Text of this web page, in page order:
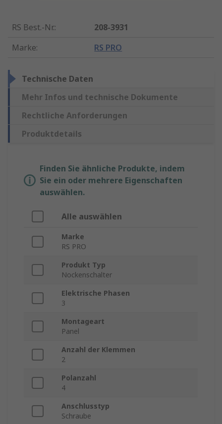
RS Best.-Nr.:
208-3931
Marke: RS PRO
Technische Daten
Mehr Infos und technische Dokumente
Rechtliche Anforderungen
Produktdetails
Finden Sie ähnliche Produkte, indem
Sie ein oder mehrere Eigenschaften
auswählen.
Alle auswählen
Marke
RS PRO
Produkt Typ
Nockenschalter
Elektrische Phasen
3
Montageart
Panel
Anzahl der Klemmen
2
Polanzahl
4
Anschlusstyp
Schraube